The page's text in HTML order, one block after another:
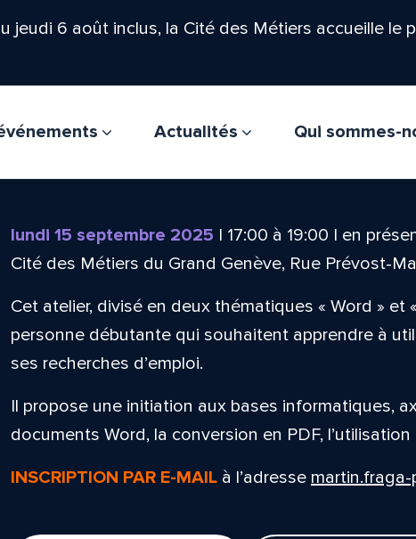
6 août inclus, la Cité des Métiers accueille le
Actualités
Qui sommes-
lundi 15 septembre 2025 | 17:00 à 19:00 | en
Cité des Métiers du Grand Genève, Rue Prévost-
Cet atelier, divisé en deux thématiques « Word »
personne débutante qui souhaitent apprendre à
ses recherches d’emploi.
Il propose une initiation aux bases informatiques,
documents Word, la conversion en PDF,
INSCRIPTION PAR E-MAILà l’adresse